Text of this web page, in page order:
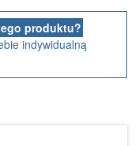
produktu?
indywidualną